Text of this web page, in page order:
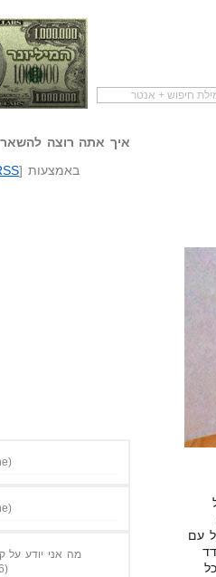
המיליונר שיווק שותפים
עם
איך אתה רוצה להשאר
באמצעות [
(none)
(none)
מה אני יודע על
(916)